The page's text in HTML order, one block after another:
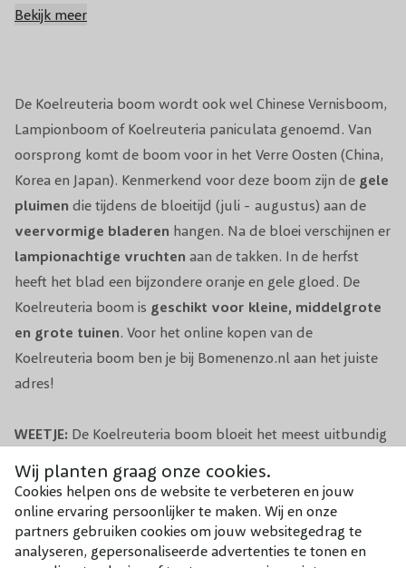
Wij planten graag onze cookies.
Cookies helpen ons de website te verbeteren en jouw
online ervaring persoonlijker te maken. Wij en onze
partners gebruiken cookies om jouw websitegedrag te
analyseren, gepersonaliseerde advertenties te tonen en
De Koelreuteria boom wordt ook wel Chinese Vernisboom,
Lampionboom of Koelreuteria paniculata genoemd. Van
oorsprong komt de boom voor in het Verre Oosten (China,
Korea en Japan). Kenmerkend voor deze boom zijn de gele
pluimen die tijdens de bloeitijd (juli - augustus) aan de
veervormige bladeren hangen. Na de bloei verschijnen er
lampionachtige vruchten aan de takken. In de herfst
heeft het blad een bijzondere oranje en gele gloed. De
Koelreuteria boom is geschikt voor kleine, middelgrote
en grote tuinen. Voor het online kopen van de
Koelreuteria boom ben je bij Bomenenzo.nl aan het juiste
adres!
WEETJE: De Koelreuteria boom bloeit het meest uitbundig
TIP:Ben je benieuwd naar hoe onze bomen en planten er
in het echt uit zien? Kom dan eens langs op onze kwekerij
in Lienden, middenin de Betuwe. Wij zijn geopend van
Bloeitijd
Snoeiperiode
Niet snoeien, eventueel dode en
uitstekende takken wegsnoeien in
maart.
Grondsoort Lichte klei, zand en zavel
Groeisnelheid Gemiddeld
Windbestendigheid
Winterhardheid Goed winterhard
Biodiversiteit
Toepassing Grote tuin, kleine tuin
Pot, Kluit, Kale
wortel
Pot/Kluit
Bloeiperiode September
Bekijk meer